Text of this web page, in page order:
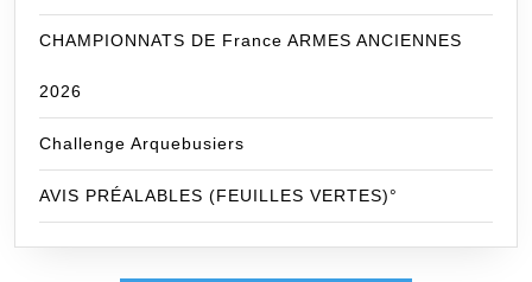
CHAMPIONNATS DE France ARMES ANCIENNES
2026
Challenge Arquebusiers
AVIS PRÉALABLES (FEUILLES VERTES)°